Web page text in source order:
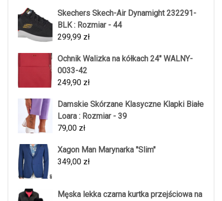
Skechers Skech-Air Dynamight 232291-
BLK : Rozmiar - 44
299,99 zł
Ochnik Walizka na kółkach 24" WALNY-
0033-42
249,90 zł
Damskie Skórzane Klasyczne Klapki Białe
Loara : Rozmiar - 39
79,00 zł
Xagon Man Marynarka "Slim"
349,00 zł
Męska lekka czarna kurtka przejściowa na